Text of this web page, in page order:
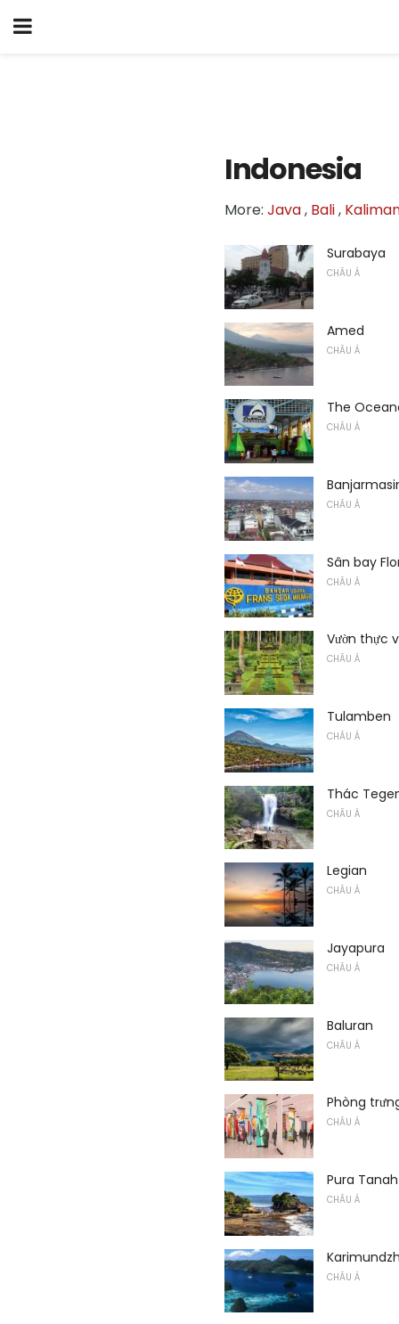
Indonesia
More: Java, Bali,
Surabaya
CHÂU Á
Amed
CHÂU Á
The
CHÂU Á
CHÂU Á
Sân bay
CHÂU Á
Vườn thực
CHÂU Á
Tulamben
CHÂU Á
Thác
CHÂU Á
Legian
CHÂU Á
Jayapura
CHÂU Á
Baluran
CHÂU Á
Phòng
CHÂU Á
Pura
CHÂU Á
CHÂU Á